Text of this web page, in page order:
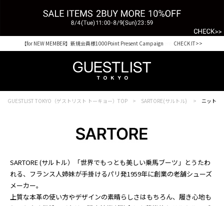
Shopping from outside Japan? Visit our Global Site here. >>
【for NEW MEMBER】新規会員様1000Point Present Campaign CHECK IT>>
GUESTLIST TOKYO（ゲストリスト トーキョー）TOP SARTORE(サルトル) ニット
SARTORE (サルトル）「世界でもっとも美しい乗馬ブーツ」とうたわ
れる、フランス人姉妹が手掛けるパリ発1959年に創業の老舗シューズ
メーカー。
上質な本革の使い方やデザインの素晴らしさはもちろん、履き心地も